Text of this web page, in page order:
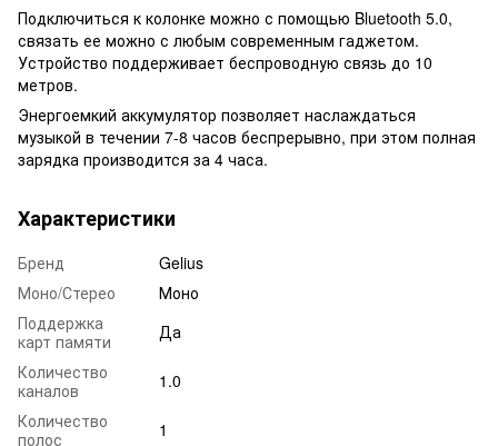
Подключиться к колонке можно с помощью Bluetooth 5.0,
связать ее можно с любым современным гаджетом.
Устройство поддерживает беспроводную связь до 10
метров.
Энергоемкий аккумулятор позволяет наслаждаться
музыкой в течении 7-8 часов беспрерывно, при этом полная
зарядка производится за 4 часа.
Характеристики
Бренд
Gelius
Моно/Стерео
Моно
Поддержка
карт памяти
Да
Количество
каналов
1.0
Количество
полос
1